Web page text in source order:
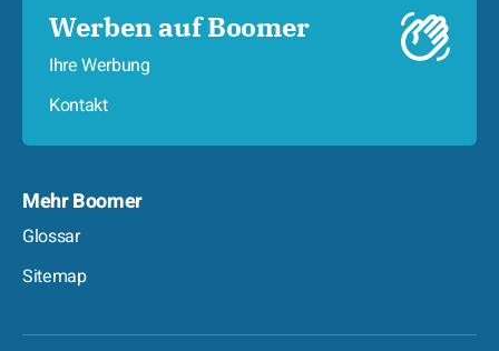
Werben auf Boomer
Ihre Werbung
Kontakt
Mehr Boomer
Glossar
Sitemap